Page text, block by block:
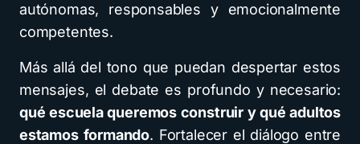
autónomas, responsables y emocionalmente
competentes.
Más allá del tono que puedan despertar estos
mensajes, el debate es profundo y necesario:
qué escuela queremos construir y qué adultos
estamos formando. Fortalecer el diálogo entre